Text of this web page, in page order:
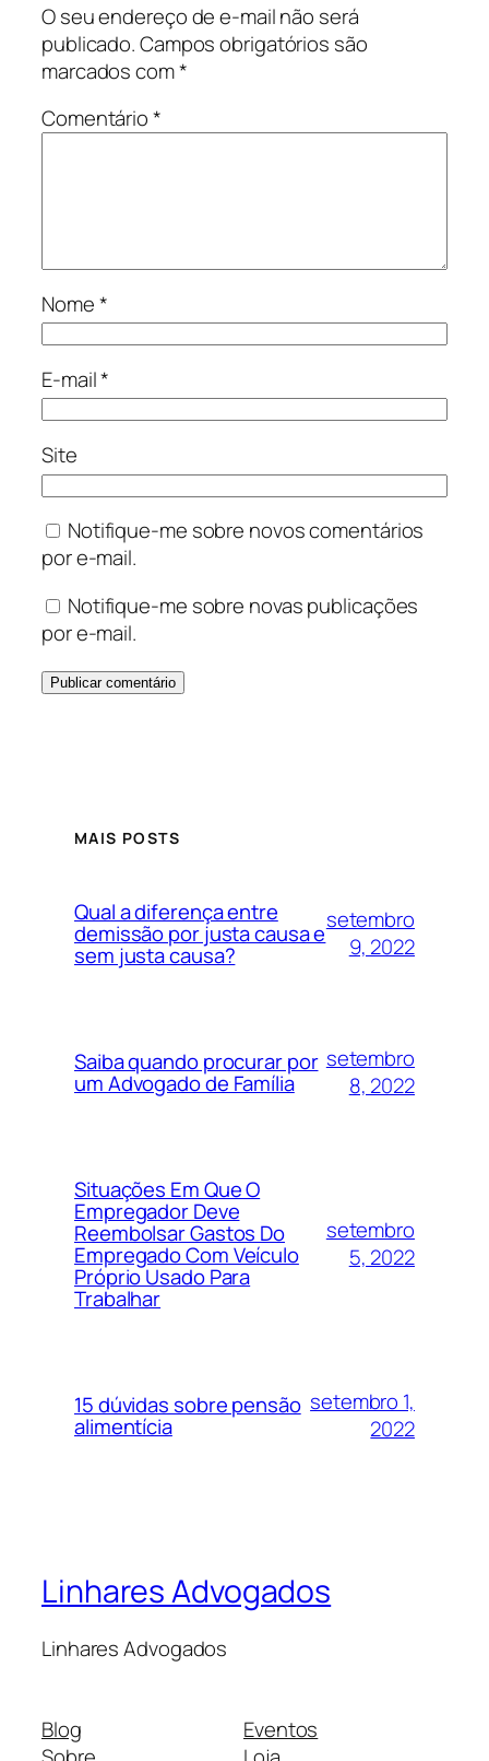
O seu endereço de e-mail não será
publicado.Campos obrigatórios são
marcados com*
Comentário*
Nome*
E-mail*
Site
Notifique-me sobre novos comentários
por e-mail.
Notifique-me sobre novas publicações
por e-mail.
MAIS POSTS
Qual a diferença entre
demissão por justa causa e
sem justa causa?
setembro
9, 2022
Saiba quando procurar por
um Advogado de Família
setembro
8, 2022
Situações Em Que O
Empregador Deve
Reembolsar Gastos Do
Empregado Com Veículo
Próprio Usado Para
Trabalhar
setembro
5, 2022
15 dúvidas sobre pensão
alimentícia
setembro 1,
2022
Linhares Advogados
Linhares Advogados
Blog
Eventos